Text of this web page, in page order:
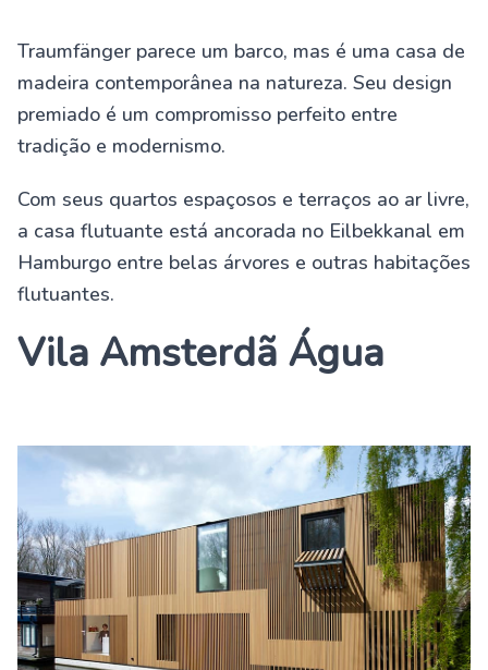
Traumfänger parece um barco, mas é uma casa de
madeira contemporânea na natureza. Seu design
premiado é um compromisso perfeito entre
tradição e modernismo.
Com seus quartos espaçosos e terraços ao ar livre,
a casa flutuante está ancorada no Eilbekkanal em
Hamburgo entre belas árvores e outras habitações
flutuantes.
Vila Amsterdã Água